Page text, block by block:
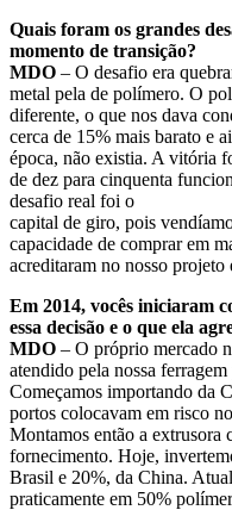
Quais foram os grandes
momento de transição?
MDO – O desafio era
metal pela de polímero. O
diferente, o que nos dava
cerca de 15% mais barato e
época, não existia. A vitória
de dez para cinquenta
desafio real foi o
capital de giro, pois
capacidade de comprar em
acreditaram no nosso
Em 2014, vocês iniciaram
essa decisão e o que ela
MDO – O próprio mercado
atendido pela nossa
Começamos importando da
portos colocavam em risco
Montamos então a extrusora
fornecimento. Hoje,
Brasil e 20%, da China.
praticamente em 50%